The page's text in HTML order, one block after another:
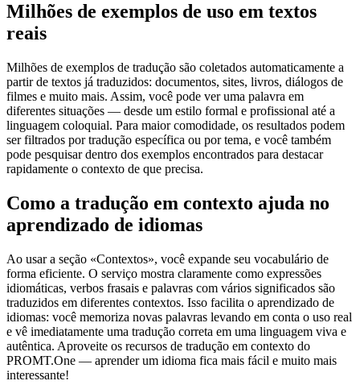
Milhões de exemplos de uso em textos
reais
Milhões de exemplos de tradução são coletados automaticamente a
partir de textos já traduzidos: documentos, sites, livros, diálogos de
filmes e muito mais. Assim, você pode ver uma palavra em
diferentes situações — desde um estilo formal e profissional até a
linguagem coloquial. Para maior comodidade, os resultados podem
ser filtrados por tradução específica ou por tema, e você também
pode pesquisar dentro dos exemplos encontrados para destacar
rapidamente o contexto de que precisa.
Como a tradução em contexto ajuda no
aprendizado de idiomas
Ao usar a seção «Contextos», você expande seu vocabulário de
forma eficiente. O serviço mostra claramente como expressões
idiomáticas, verbos frasais e palavras com vários significados são
traduzidos em diferentes contextos. Isso facilita o aprendizado de
idiomas: você memoriza novas palavras levando em conta o uso real
e vê imediatamente uma tradução correta em uma linguagem viva e
autêntica. Aproveite os recursos de tradução em contexto do
PROMT.One — aprender um idioma fica mais fácil e muito mais
interessante!